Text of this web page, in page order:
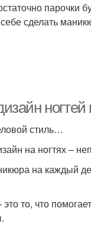
парочки
сделать
стиль…
на ногтях –
на каждый
то, что